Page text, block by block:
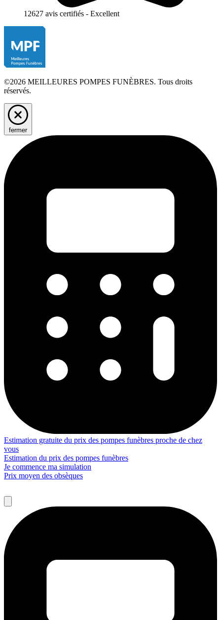
12627 avis certifiés - Excellent
©2026 MEILLEURES POMPES FUNÈBRES. Tous droits
réservés.
fermer
Estimation gratuite du prix des pompes funèbres proche de chez
vous
Estimation du prix des pompes funèbres
Je commence ma simulation
Prix moyen des obsèques